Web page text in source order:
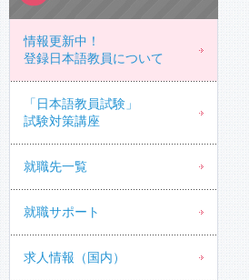
情報更新中！
登録日本語教員について
「日本語教員試験」
試験対策講座
就職先一覧
就職サポート
求人情報（国内）